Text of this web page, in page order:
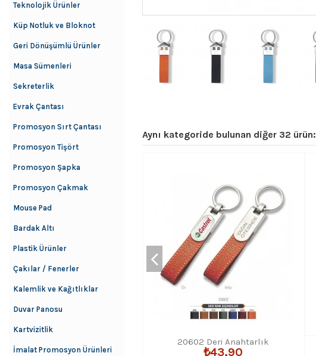
Aynı kategoride bulunan diğer 32 ürün:
20602 Deri Anahtarlık
₺43,90
Teknolojik Ürünler
Küp Notluk ve Bloknot
Geri Dönüşümlü Ürünler
Masa Sümenleri
Sekreterlik
Evrak Çantası
Promosyon Sırt Çantası
Promosyon Tişört
Promosyon Şapka
Promosyon Çakmak
Mouse Pad
Bardak Altı
Plastik Ürünler
Çakılar / Fenerler
Kalemlik ve Kağıtlıklar
Duvar Panosu
Kartvizitlik
İmalat Promosyon Ürünleri